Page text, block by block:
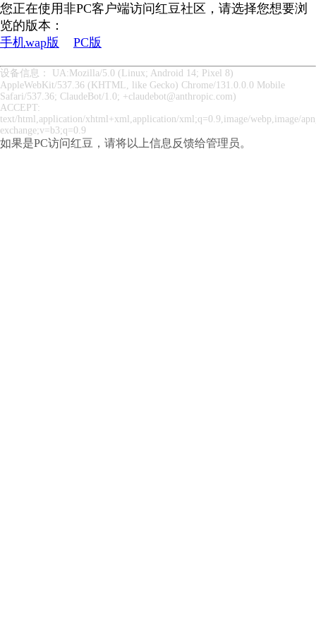
您正在使用非PC客户端访问红豆社区，请选择您想要浏
览的版本：
手机wap版
PC版
设备信息： UA:Mozilla/5.0 (Linux; Android 14; Pixel 8)
AppleWebKit/537.36 (KHTML, like Gecko) Chrome/131.0.0.0 Mobile
Safari/537.36; ClaudeBot/1.0; +claudebot@anthropic.com)
ACCEPT:
text/html,application/xhtml+xml,application/xml;q=0.9,image/webp,image/
exchange;v=b3;q=0.9
如果是PC访问红豆，请将以上信息反馈给管理员。